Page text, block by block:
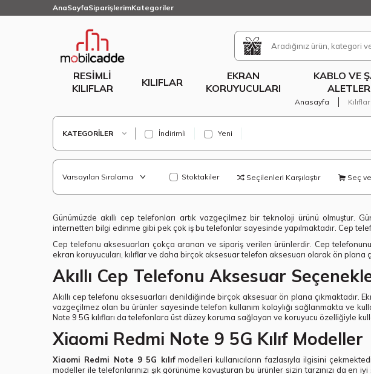
AnaSayfaSiparişlerimKategoriler
RESIMLI
KILIFLAR
KILIFLAR
EKRAN
KORUYUCULARI
KABLO VE
Anasayfa Kılıflar
KATEGORILER İndirimli Yeni
Stoktakiler Seçilenleri Karşılaştır Seç
Günümüzde akıllı cep telefonları artık vazgeçilmez bir teknoloji ürünü olmuştur.
internetten bilgi edinme gibi pek çok iş bu telefonlar sayesinde yapılmaktadır. Cep
Cep telefonu aksesuarları çokça aranan ve sipariş verilen ürünlerdir. Cep
ekran koruyucuları, kılıflar ve daha birçok aksesuar telefon aksesuarı olarak ön plana
Akıllı Cep Telefonu Aksesuar
Akıllı cep telefonu aksesuarları denildiğinde birçok aksesuar ön plana çıkmaktadır.
vazgeçilmez olan bu ürünler sayesinde telefon kullanım kolaylığı sağlanmakta ve
Note 9 5G kılıfları da telefonlara üst düzey koruma sağlayan ve koruyucu özelliğiyle
Xiaomi Redmi Note 9 5G Kılıf Modeller
Xiaomi Redmi Note 9 5G kılıfmodelleri kullanıcıların fazlasıyla ilgisini
modeller ile telefonlarınızı şık görünüme kavuşturan bu ürünler sizin tarzınızı da